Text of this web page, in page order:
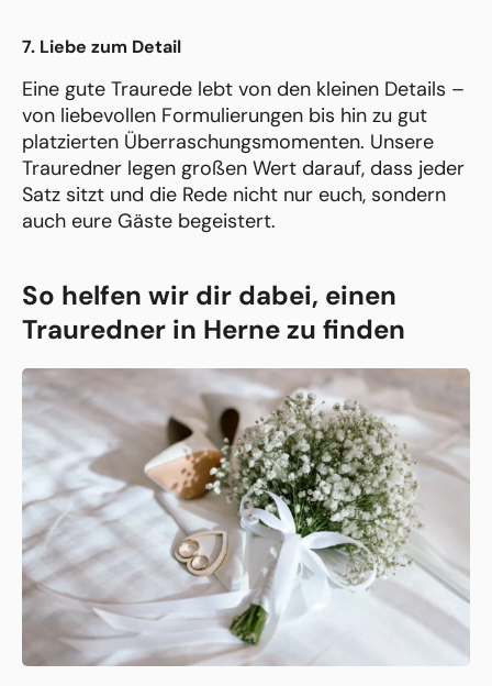
7. Liebe zum Detail
Eine gute Traurede lebt von den kleinen Details –
von liebevollen Formulierungen bis hin zu gut
platzierten Überraschungsmomenten. Unsere
Trauredner legen großen Wert darauf, dass jeder
Satz sitzt und die Rede nicht nur euch, sondern
auch eure Gäste begeistert.
So helfen wir dir dabei, einen
Trauredner in Herne zu finden